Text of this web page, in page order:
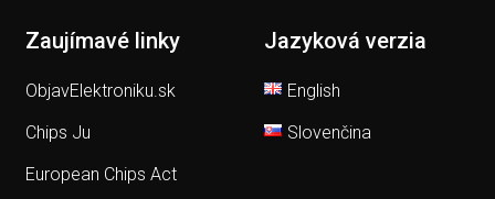
Zaujímavé linky
ObjavElektroniku.sk
Chips Ju
European Chips Act
Jazyková verzia
English
Slovenčina